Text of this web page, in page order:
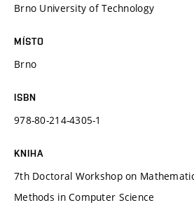
Brno University of Technology
MÍSTO
Brno
ISBN
978-80-214-4305-1
KNIHA
7th Doctoral Workshop on
Methods in Computer Science